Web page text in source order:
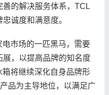
的解决服务体系，TCL
诚度和满意度。
市场的一匹黑马，需要
，以提高品牌的知名度
将继续深化自身品牌形
品为主导地位，以满足广